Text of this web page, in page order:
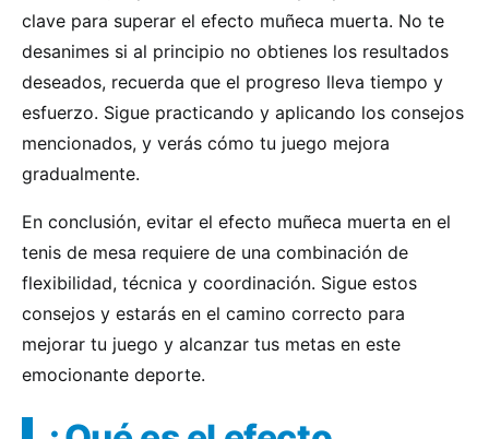
clave para superar el efecto muñeca muerta. No te
desanimes si al principio no obtienes los resultados
deseados, recuerda que el progreso lleva tiempo y
esfuerzo. Sigue practicando y aplicando los consejos
mencionados, y verás cómo tu juego mejora
gradualmente.
En conclusión, evitar el efecto muñeca muerta en el
tenis de mesa requiere de una combinación de
flexibilidad, técnica y coordinación. Sigue estos
consejos y estarás en el camino correcto para
mejorar tu juego y alcanzar tus metas en este
emocionante deporte.